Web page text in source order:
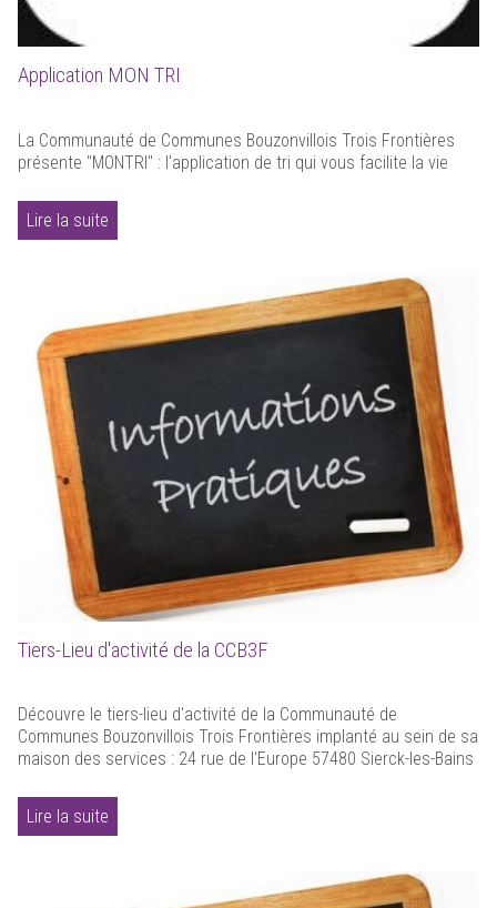
Application MON TRI
La Communauté de Communes Bouzonvillois Trois Frontières
présente "MONTRI" : l'application de tri qui vous facilite la vie
Lire la suite
Tiers-Lieu d'activité de la CCB3F
Découvre le tiers-lieu d'activité de la Communauté de
Communes Bouzonvillois Trois Frontières implanté au sein de sa
maison des services : 24 rue de l'Europe 57480 Sierck-les-Bains
Lire la suite